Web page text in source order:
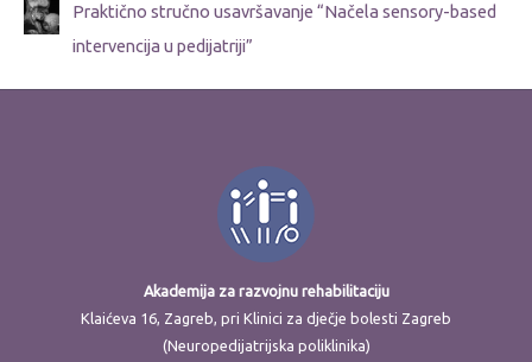
Praktično stručno usavršavanje “Načela sensory-based
intervencija u pedijatriji”
Akademija za razvojnu rehabilitaciju
Klaićeva 16, Zagreb, pri Klinici za dječje bolesti Zagreb
(Neuropedijatrijska poliklinika)